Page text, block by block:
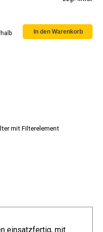
einsatzfertig, mit